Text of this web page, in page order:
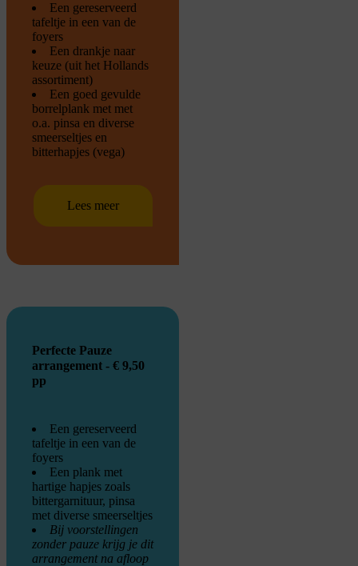
Een gereserveerd
tafeltje in een van de
foyers
Een drankje naar
keuze (uit het Hollands
assortiment)
Een goed gevulde
borrelplank met met
o.a. pinsa en diverse
smeerseltjes en
bitterhapjes (vega)
Lees meer
Perfecte Pauze
arrangement - € 9,50
pp
Een gereserveerd
tafeltje in een van de
foyers
Een plank met
hartige hapjes zoals
bittergarnituur, pinsa
met diverse smeerseltjes
Bij voorstellingen
zonder pauze krijg je dit
arrangement na afloop